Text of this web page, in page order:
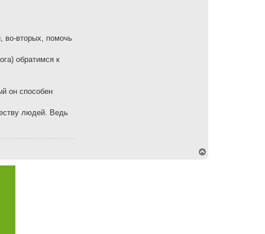
во-вторых, помочь
обратимся к
он способен
людей. Ведь